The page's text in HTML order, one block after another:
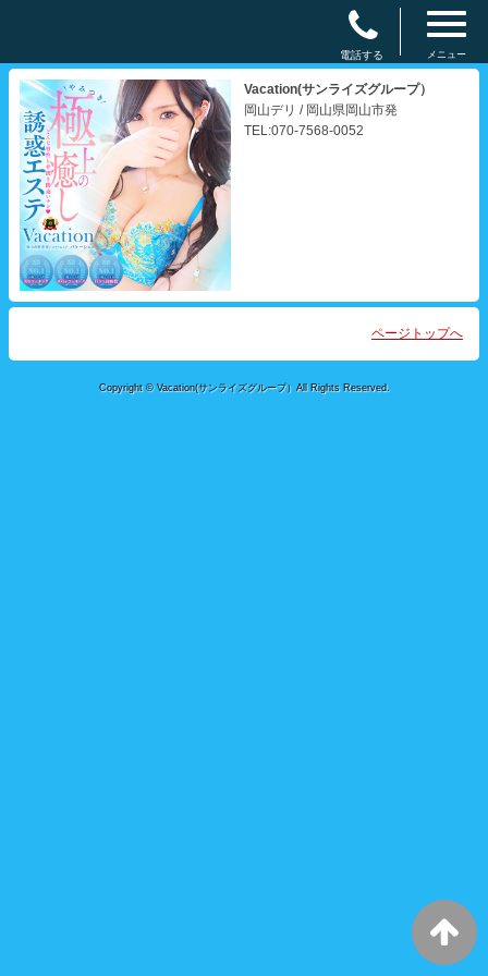
電話する メニュー
Vacation(サンライズグループ）
岡山デリ / 岡山県岡山市発
TEL:070-7568-0052
ページトップへ
Copyright © Vacation(サンライズグループ）All Rights Reserved.